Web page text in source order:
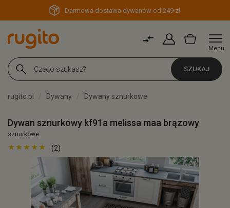
Darmowa dostawa dywanów od 249 zł
Menu
SZUKAJ
rugito.pl Dywany Dywany sznurkowe
Dywan sznurkowy kf91a melissa maa brązowy
sznurkowe
(2)